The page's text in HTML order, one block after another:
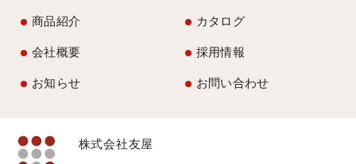
商品紹介 カタログ
会社概要 採用情報
お知らせ お問い合わせ
株式会社友屋